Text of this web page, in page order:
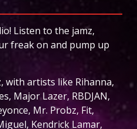
Listen to the jamz,
freak on and pump up
with artists like Rihanna,
Major Lazer, RBDJAN,
Mr. Probz, Fit,
Kendrick Lamar,